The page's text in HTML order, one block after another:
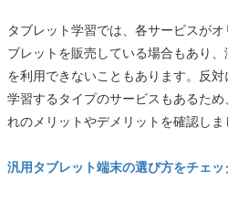
タブレット学習では、各サービスが
ブレットを販売している場合もあり
を利用できないこともあります。反
学習するタイプのサービスもあるた
れのメリットやデメリットを確認しま
汎用タブレット端末の選び方をチェッ